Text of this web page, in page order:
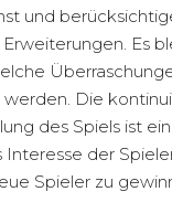
und
Es
Die
des Spiels ist
Interesse der
Spieler zu